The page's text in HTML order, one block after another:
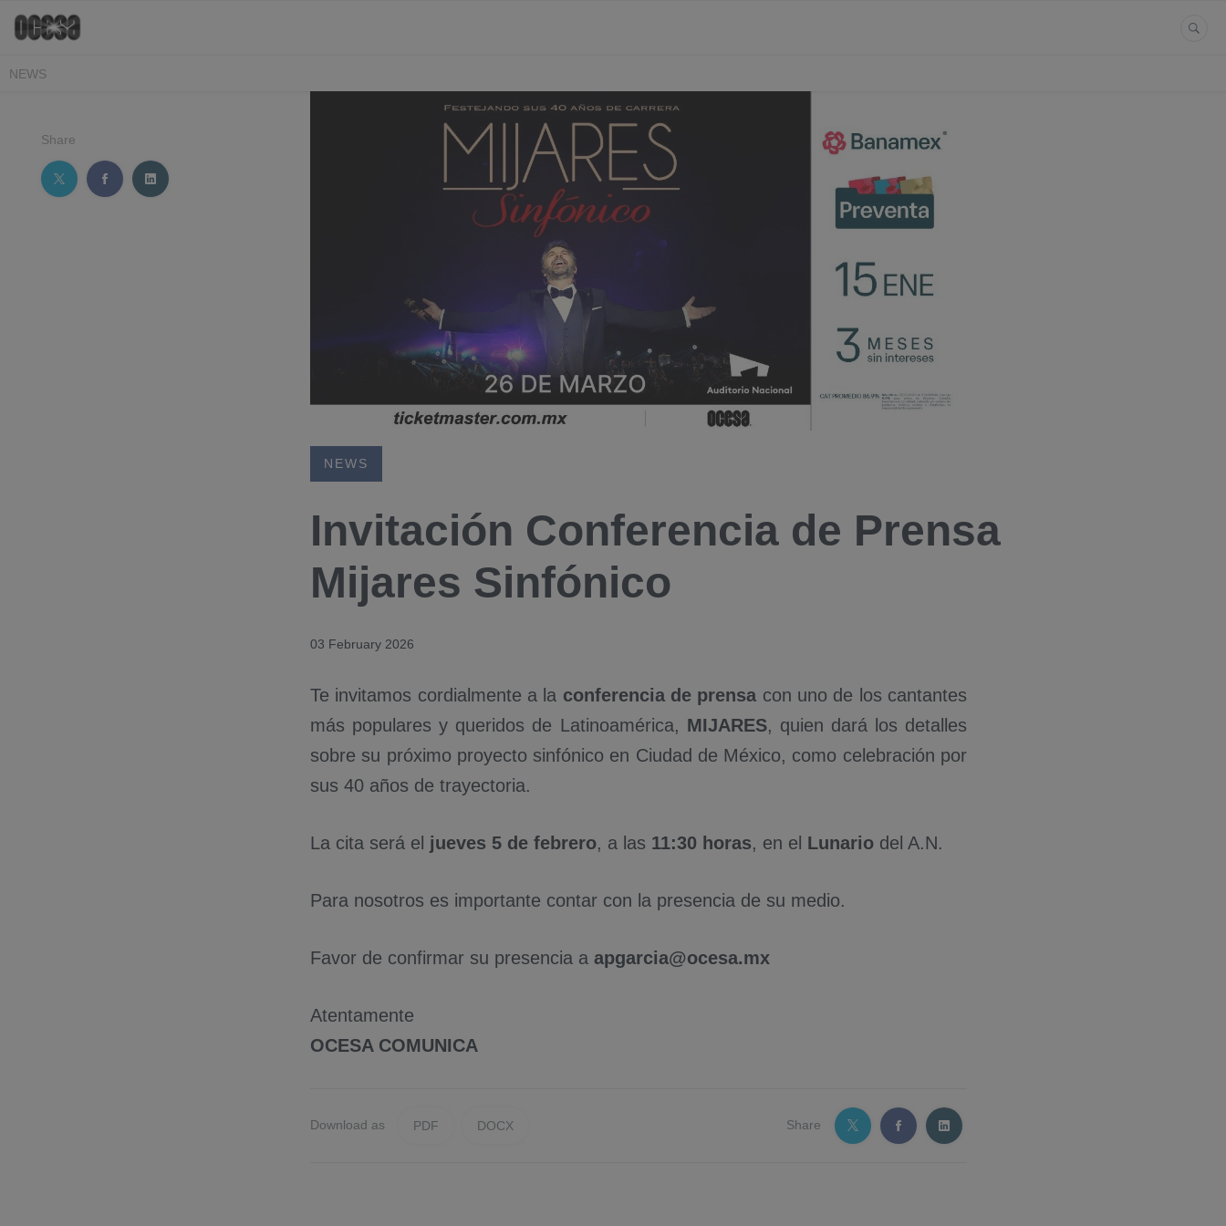
NEWS
Share
NEWS
Invitación Conferencia de Prensa
Mijares Sinfónico
03 February 2026
Te invitamos cordialmente a la conferencia de prensa con uno de los cantantes
más populares y queridos de Latinoamérica, MIJARES, quien dará los detalles
sobre su próximo proyecto sinfónico en Ciudad de México, como celebración por
sus 40 años de trayectoria.
La cita será el jueves 5 de febrero, a las 11:30 horas, en el Lunario del A.N.
Para nosotros es importante contar con la presencia de su medio.
Favor de confirmar su presencia a apgarcia@ocesa.mx
Atentamente
OCESA COMUNICA
Download as PDF DOCX Share